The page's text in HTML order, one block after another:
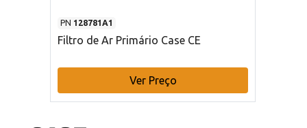
PN 128781A1
Filtro de Ar Primário Case CE
Ver Preço